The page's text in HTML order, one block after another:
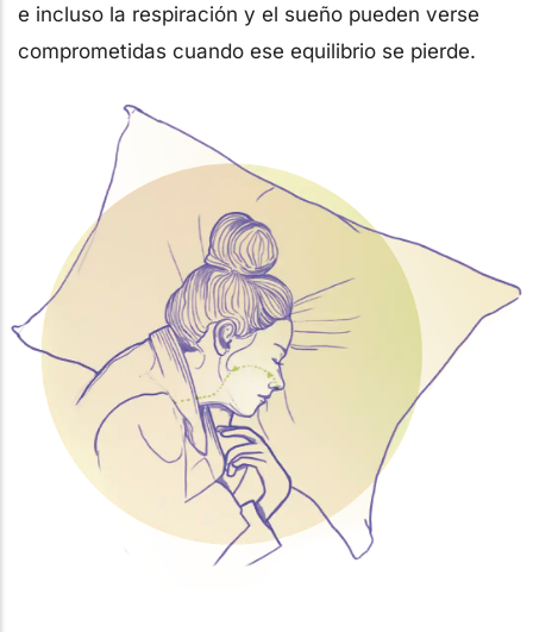
e incluso la respiración y el sueño pueden verse
comprometidas cuando ese equilibrio se pierde.